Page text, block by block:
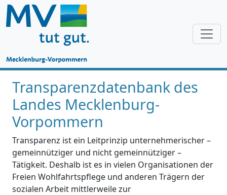
Transparenzdatenbank des
Landes Mecklenburg-
Vorpommern
Transparenz ist ein Leitprinzip unternehmerischer –
gemeinnütziger und nicht gemeinnütziger –
Tätigkeit. Deshalb ist es in vielen Organisationen der
Freien Wohlfahrtspflege und anderen Trägern der
sozialen Arbeit mittlerweile zur